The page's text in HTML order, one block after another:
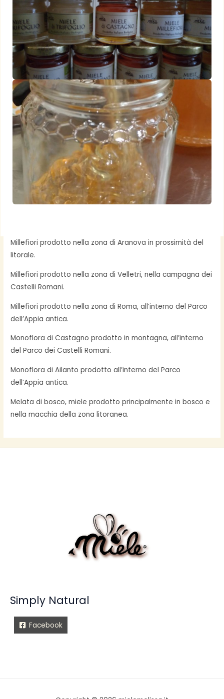
Millefiori prodotto nella zona di Aranova in prossimità del
litorale.
Millefiori prodotto nella zona di Velletri, nella campagna dei
Castelli Romani.
Millefiori prodotto nella zona di Roma, all’interno del Parco
dell’Appia antica.
Monoflora di Castagno prodotto in montagna, all’interno
del Parco dei Castelli Romani.
Monoflora di Ailanto prodotto all’interno del Parco
dell’Appia antica.
Melata di bosco, miele prodotto principalmente in bosco e
nella macchia della zona litoranea.
Simply Natural
Facebook